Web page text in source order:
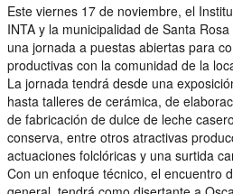
Este viernes 17 de noviembre, el
INTA y la municipalidad de Santa
una jornada a puestas abiertas para
productivas con la comunidad de la
La jornada tendrá desde una
hasta talleres de cerámica, de
de fabricación de dulce de leche
conserva, entre otros atractivas
actuaciones folclóricas y una surtida
Con un enfoque técnico, el encuentro